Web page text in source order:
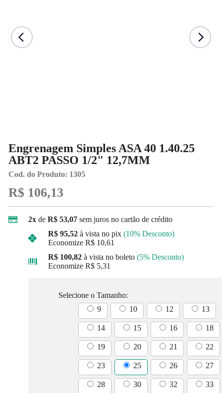
Engrenagem Simples ASA 40 1.40.25
ABT2 PASSO 1/2" 12,7MM
Cod. do Produto: 1305
R$ 106,13
2xde R$ 53,07 sem juros no cartão de crédito
R$ 95,52 à vista no pix (10% Desconto)
Economize R$ 10,61
R$ 100,82 à vista no boleto (5% Desconto)
Economize R$ 5,31
Selecione o Tamanho:
9
10 12 13
14 15 16 18
19 20 21 22
23 25 26 27
28 30 32 33